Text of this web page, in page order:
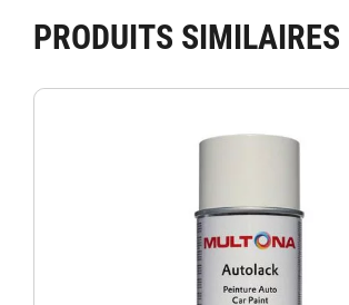
PRODUITS SIMILAIRES